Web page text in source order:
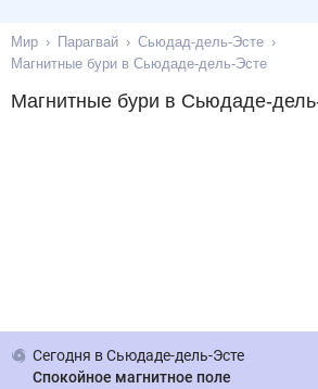
Мир Парагвай
Сьюдад-дель-Эсте
Магнитные бури в Сьюдаде-дель-Эсте
Магнитные бури в Сьюдаде-
Сегодня в Сьюдаде-дель-Эсте
Спокойное магнитное поле